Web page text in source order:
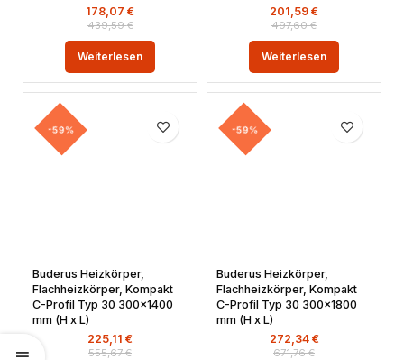
439,59€
178,07 €
Weiterlesen
497,60€
201,59 €
Weiterlesen
-59%
Buderus Heizkörper,
Flachheizkörper, Kompakt
C-Profil Typ 30 300×1400
mm (H x L)
555,67€
225,11 €
-59%
Buderus Heizkörper,
Flachheizkörper, Kompakt
C-Profil Typ 30 300×1800
mm (H x L)
671,76€
272,34 €